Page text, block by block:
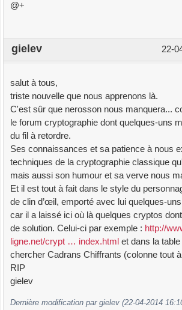
@+
22-
gielev
salut à tous,
triste nouvelle que nous apprenons là.
C'est sûr que nerosson nous manquera...
le forum cryptographie dont quelques-uns
du fil à retordre.
Ses connaissances et sa patience à nous
techniques de la cryptographie classique
mais aussi son humour et sa verve nous
Et il est tout à fait dans le style du
de clin d’œil, emporté avec lui quelques-
car il a laissé ici où là quelques cryptos
de solution. Celui-ci par exemple : http://
ligne.net/crypt … index.html et dans la
chercher Cadrans Chiffrants (colonne tout
RIP
gielev
Dernière modification par gielev (22-04-2014